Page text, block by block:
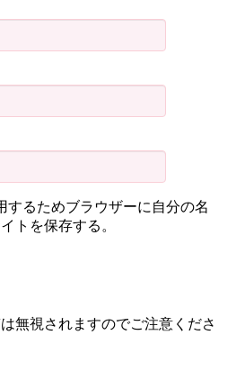
するためブラウザーに自分の名
トを保存する。
無視されますのでご注意くださ